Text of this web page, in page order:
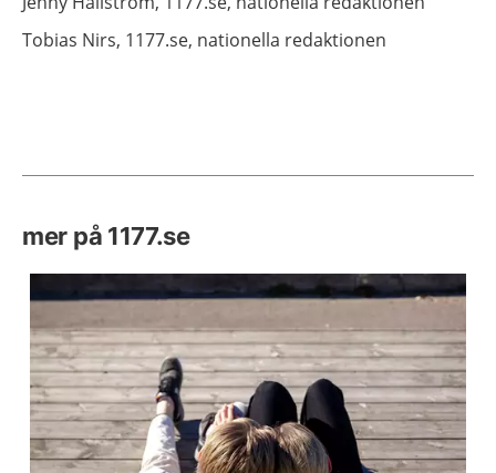
Tobias Nirs, 1177.se, nationella redaktionen
mer på 1177.se